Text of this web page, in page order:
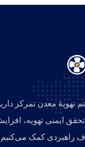
تهویهٔ معدن تمرکز
تحقق ایمنی تهویه،
راهبردی کمک